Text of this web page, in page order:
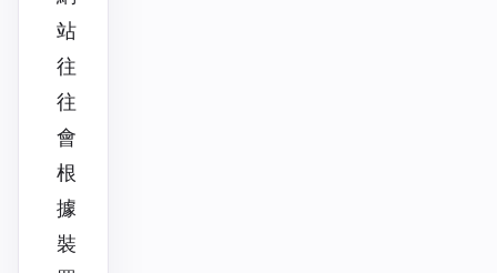
站
往
往
會
根
據
裝